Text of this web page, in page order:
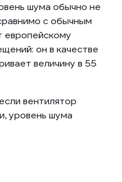
шума обычно не
с обычным
европейскому
он в качестве
величину в 55
вентилятор
уровень шума